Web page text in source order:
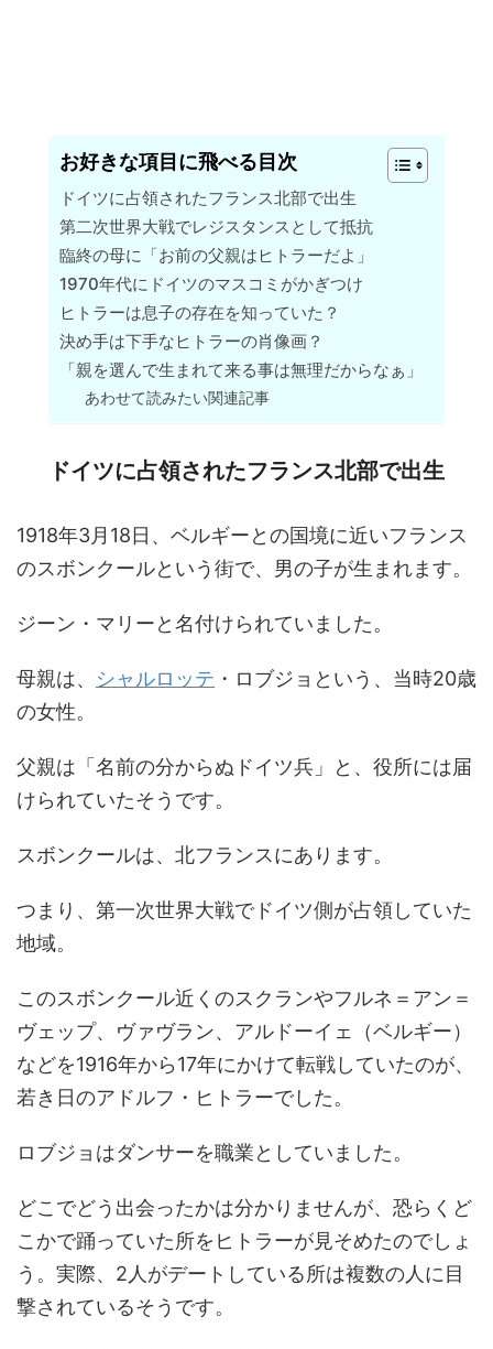
お好きな項目に飛べる目次
ドイツに占領されたフランス北部で出生
第二次世界大戦でレジスタンスとして抵抗
臨終の母に「お前の父親はヒトラーだよ」
1970年代にドイツのマスコミがかぎつけ
ヒトラーは息子の存在を知っていた？
決め手は下手なヒトラーの肖像画？
「親を選んで生まれて来る事は無理だからなぁ」
あわせて読みたい関連記事
ドイツに占領されたフランス北部で出生
1918年3月18日、ベルギーとの国境に近いフランス
のスボンクールという街で、男の子が生まれます。
ジーン・マリーと名付けられていました。
母親は、 シャルロッテ ・ロブジョという、当時20歳
の女性。
父親は「名前の分からぬドイツ兵」と、役所には届
けられていたそうです。
スボンクールは、北フランスにあります。
つまり、第一次世界大戦でドイツ側が占領していた
地域。
このスボンクール近くのスクランやフルネ＝アン＝
ヴェップ、ヴァヴラン、アルドーイェ（ベルギー）
などを1916年から17年にかけて転戦していたのが、
若き日のアドルフ・ヒトラーでした。
ロブジョはダンサーを職業としていました。
どこでどう出会ったかは分かりませんが、恐らくど
こかで踊っていた所をヒトラーが見そめたのでしょ
う。実際、2人がデートしている所は複数の人に目
撃されているそうです。